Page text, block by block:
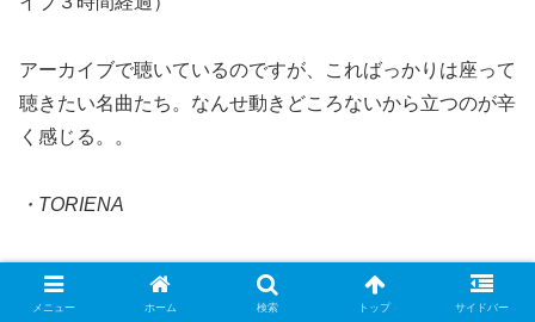
アーカイブで聴いているのですが、こればっかりは座って
聴きたい名曲たち。なんせ動きどころないから立つのが辛
く感じる。。
・TORIENA
「CUE CUE RESCUE」：今だったら・・とはいえこの
曲はBPLの放送で聴いていたのである程度はわかってまし
メニュー ホーム 検索 トップ サイドバー